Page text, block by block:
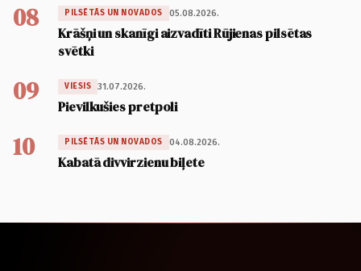
08 PILSĒTĀS UN NOVADOS 05.08.2026.
Krāšņi un skanīgi aizvadīti Rūjienas pilsētas
svētki
09 VIESIS 31.07.2026.
Pievilkušies pretpoli
10 PILSĒTĀS UN NOVADOS 04.08.2026.
Kabatā divvirzienu biļete